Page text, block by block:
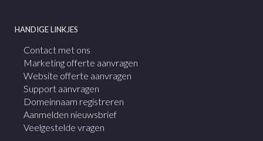
HANDIGE LINKJES
Contact met ons
Marketing offerte aanvragen
Website offerte aanvragen
Support aanvragen
Domeinnaam registreren
Aanmelden nieuwsbrief
Veelgestelde vragen